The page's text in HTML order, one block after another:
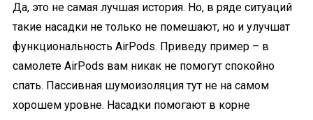
Да, это не самая лучшая история. Но, в ряде ситуаций
такие насадки не только не помешают, но и улучшат
функциональность AirPods. Приведу пример – в
самолете AirPods вам никак не помогут спокойно
спать. Пассивная шумоизоляция тут не на самом
хорошем уровне. Насадки помогают в корне